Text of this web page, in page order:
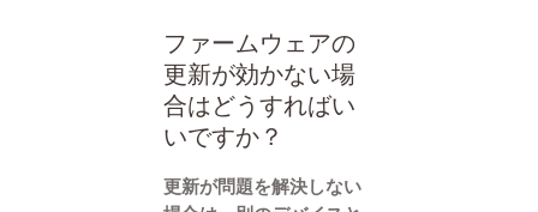
ファームウェアの
更新が効かない場
合はどうすればい
いですか？
更新が問題を解決しない